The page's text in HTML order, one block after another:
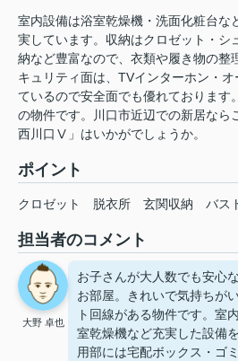
室内設備は浴室乾燥機・洗面化粧台な
実しています。収納はクロゼット・シ
納など豊富なので、衣類や履き物の整
キュリティ面は、TVインターホン・
ているので安全面でも優れております
の物件です。川口市近辺での新居なら
西川口Ⅴ」はいかがでしょうか。
ポイント
クロゼット 脱衣所 玄関収納 バス
担当者のコメント
大野 卓也
お子さんが大人数でも安心
お部屋。きれいで気持ちが
ト回線がある物件です。室
室乾燥機など充実した設備
用部には宅配ボックス・ゴ